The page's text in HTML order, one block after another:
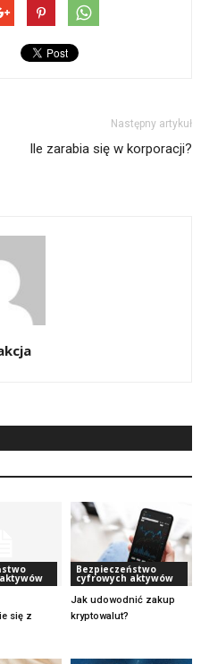
Następny artykuł
Ile zarabia się w korporacji?
się z
Bezpieczeństwo
cyfrowych aktywów
Jak udowodnić zakup
kryptowalut?